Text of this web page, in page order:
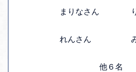
まりなさん り
れんさん み
他６名